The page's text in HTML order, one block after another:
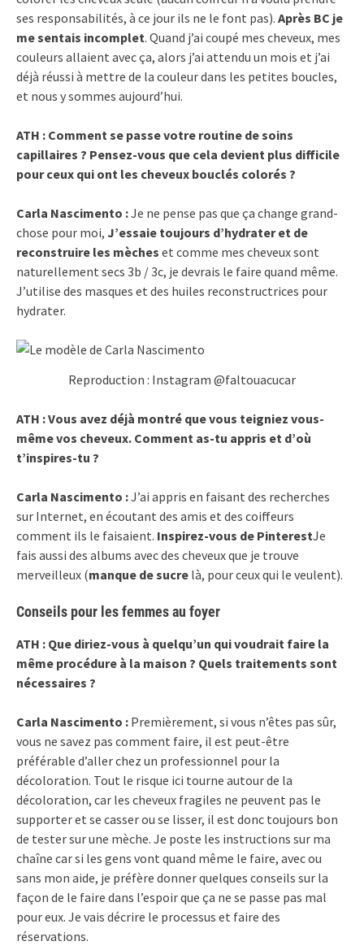
ses responsabilités, à ce jour ils ne le font pas). Après BC je
me sentais incomplet. Quand j’ai coupé mes cheveux, mes
couleurs allaient avec ça, alors j’ai attendu un mois et j’ai
déjà réussi à mettre de la couleur dans les petites boucles,
et nous y sommes aujourd’hui.
ATH : Comment se passe votre routine de soins
capillaires ? Pensez-vous que cela devient plus difficile
pour ceux qui ont les cheveux bouclés colorés ?
Carla Nascimento :Je ne pense pas que ça change grand-
chose pour moi, J’essaie toujours d’hydrater et de
reconstruire les mèches et comme mes cheveux sont
naturellement secs 3b / 3c, je devrais le faire quand même.
J’utilise des masques et des huiles reconstructrices pour
hydrater.
Reproduction : Instagram @faltouacucar
ATH : Vous avez déjà montré que vous teigniez vous-
même vos cheveux. Comment as-tu appris et d’où
t’inspires-tu ?
Carla Nascimento :J’ai appris en faisant des recherches
sur Internet, en écoutant des amis et des coiffeurs
comment ils le faisaient. Inspirez-vous de PinterestJe
fais aussi des albums avec des cheveux que je trouve
merveilleux (manque de sucre là, pour ceux qui le veulent).
Conseils pour les femmes au foyer
ATH : Que diriez-vous à quelqu’un qui voudrait faire la
même procédure à la maison ? Quels traitements sont
nécessaires ?
Carla Nascimento : Premièrement, si vous n’êtes pas sûr,
vous ne savez pas comment faire, il est peut-être
préférable d’aller chez un professionnel pour la
décoloration. Tout le risque ici tourne autour de la
décoloration, car les cheveux fragiles ne peuvent pas le
supporter et se casser ou se lisser, il est donc toujours bon
de tester sur une mèche. Je poste les instructions sur ma
chaîne car si les gens vont quand même le faire, avec ou
sans mon aide, je préfère donner quelques conseils sur la
façon de le faire dans l’espoir que ça ne se passe pas mal
pour eux. Je vais décrire le processus et faire des
réservations.